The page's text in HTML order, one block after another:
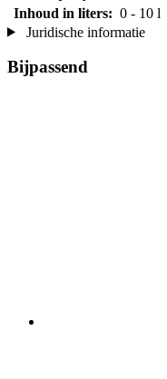
Inhoud in liters: 0 - 10 l
Juridische informatie
Bijpassend